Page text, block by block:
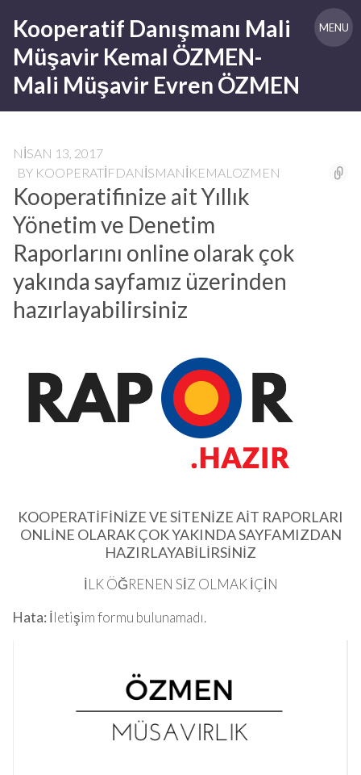
content
Kooperatif Danışmanı Mali
Müşavir Kemal ÖZMEN-
Mali Müşavir Evren ÖZMEN
MENU
NISAN 13, 2017
BY KOOPERATIFDANISMANIKEMALOZMEN
Kooperatifinize ait Yıllık
Yönetim ve Denetim
Raporlarını online olarak çok
yakında sayfamız üzerinden
hazırlayabilirsiniz
KOOPERATİFİNİZE VE SİTENİZE AİT RAPORLARI
ONLİNE OLARAK ÇOK YAKINDA SAYFAMIZDAN
HAZIRLAYABİLİRSİNİZ
İLK ÖĞRENEN SİZ OLMAK İÇİN
Hata: İletişim formu bulunamadı.